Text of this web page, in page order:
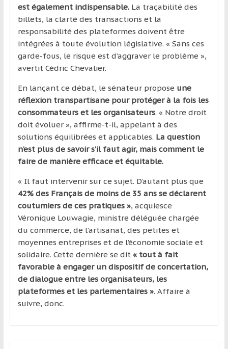
est également indispensable.La traçabilité des
billets, la clarté des transactions et la
responsabilité des plateformes doivent être
intégrées à toute évolution législative. « Sans ces
garde-fous, le risque est d’aggraver le problème »,
avertit Cédric Chevalier.
En lançant ce débat, le sénateur propose une
réflexion transpartisane pour protéger à la fois les
consommateurs et les organisateurs. « Notre droit
doit évoluer », affirme-t-il, appelant à des
solutions équilibrées et applicables. La question
n’est plus de savoir s’il faut agir, mais comment le
faire de manière efficace et équitable.
« Il faut intervenir sur ce sujet. D’autant plus que
42% des Français de moins de 35 ans se déclarent
coutumiers de ces pratiques », acquiesce
Véronique Louwagie, ministre déléguée chargée
du commerce, de l’artisanat, des petites et
moyennes entreprises et de l’économie sociale et
solidaire. Cette dernière se dit « tout à fait
favorable à engager un dispositif de concertation,
de dialogue entre les organisateurs, les
plateformes et les parlementaires ». Affaire à
suivre, donc.